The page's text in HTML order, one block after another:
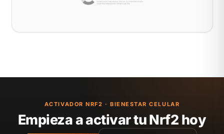
ACTIVADOR NRF2 · BIENESTAR CELULAR
Empieza a activar tu Nrf2 hoy